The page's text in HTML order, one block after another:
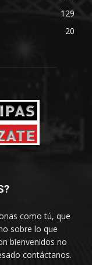
129
20
como tú, que
sobre lo que
bienvenidos no
contáctanos.